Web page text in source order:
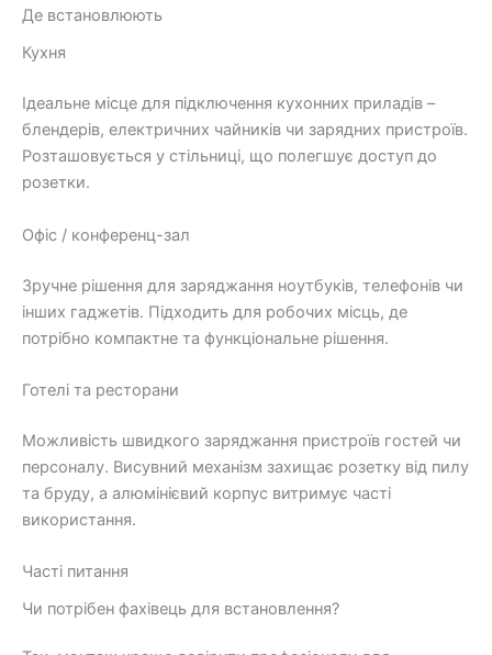
Де встановлюють
Кухня
Ідеальне місце для підключення кухонних приладів –
блендерів, електричних чайників чи зарядних пристроїв.
Розташовується у стільниці, що полегшує доступ до
розетки.
Офіс / конференц-зал
Зручне рішення для заряджання ноутбуків, телефонів чи
інших гаджетів. Підходить для робочих місць, де
потрібно компактне та функціональне рішення.
Готелі та ресторани
Можливість швидкого заряджання пристроїв гостей чи
персоналу. Висувний механізм захищає розетку від пилу
та бруду, а алюмінієвий корпус витримує часті
використання.
Часті питання
Чи потрібен фахівець для встановлення?